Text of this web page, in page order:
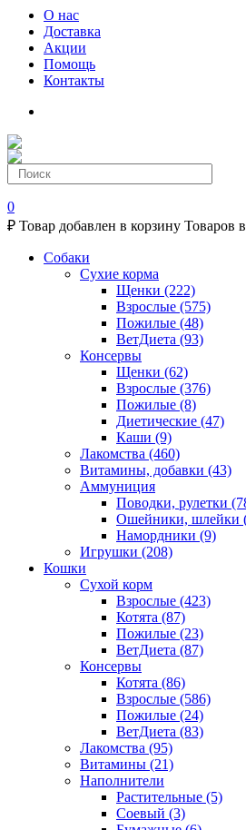
О нас
Доставка
Акции
Помощь
Контакты
0
₽ Товар добавлен в корзину Товаров
Собаки
Сухие корма
Щенки (222)
Взрослые (575)
Пожилые (48)
ВетДиета (93)
Консервы
Щенки (62)
Взрослые (376)
Пожилые (8)
Диетические (47)
Каши (9)
Лакомства (460)
Витамины, добавки (43)
Аммуниция
Поводки, рулетки
Ошейники, шлейки
Намордники (9)
Игрушки (208)
Кошки
Сухой корм
Взрослые (423)
Котята (87)
Пожилые (23)
ВетДиета (87)
Консервы
Котята (86)
Взрослые (586)
Пожилые (24)
ВетДиета (83)
Лакомства (95)
Витамины (21)
Наполнители
Растительные (5)
Соевый (3)